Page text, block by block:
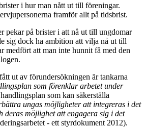
i hur man nått ut till föreningar.
framför allt på tidsbrist.
pekar på brister i att nå ut till ungdomar
sig dock ha ambition att vilja nå ut till
medfört att man inte hunnit få med den
ut av förundersökningen är tankarna
som förenklar arbetet under
som kan säkerställa
ungas möjligheter att integreras i det
deras möjlighet att engagera sig i det
- ett styrdokument 2012).